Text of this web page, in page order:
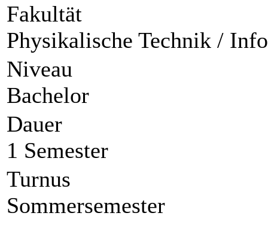
Fakultät
Physikalische Technik /
Niveau
Bachelor
Dauer
1 Semester
Turnus
Sommersemester